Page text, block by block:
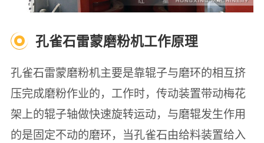
孔雀石雷蒙磨粉机工作原理
孔雀石雷蒙磨粉机主要是靠辊子与磨环的相互挤
压完成磨粉作业的，工作时，传动装置带动梅花
架上的辊子轴做快速旋转运动，与磨辊发生作用
的是固定不动的磨环，当孔雀石由给料装置给入